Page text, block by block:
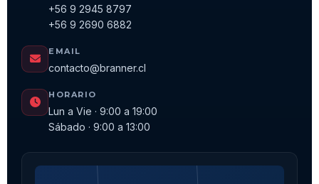
+56 9 2945 8797
+56 9 2690 6882
EMAIL
contacto@branner.cl
HORARIO
Lun a Vie · 9:00 a 19:00
Sábado · 9:00 a 13:00